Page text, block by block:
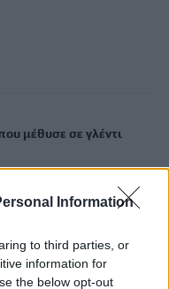
Information
to third parties, or
information for
the below opt-out
μέθυσε σε γλέντι
το παρακίνημα, ο